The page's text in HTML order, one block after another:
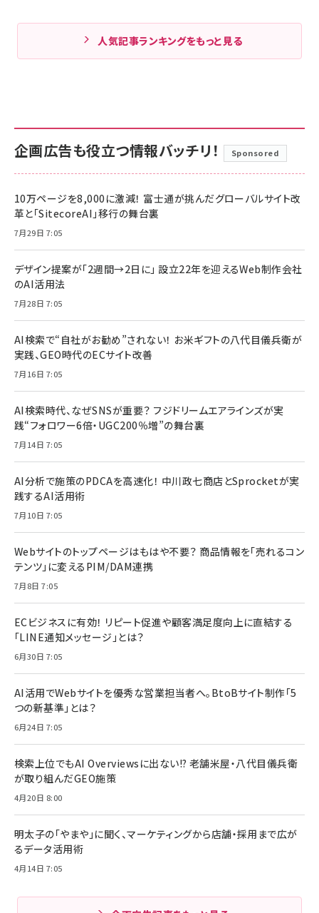
人気記事ランキングをもっと見る
企画広告も役立つ情報バッチリ！ Sponsored
10万ページを8,000に激減！ 富士通が挑んだグローバルサイト改
革と「SitecoreAI」移行の舞台裏
7月29日 7:05
デザイン提案が「2週間→2日に」 設立22年を迎えるWeb制作会社
のAI活用法
7月28日 7:05
AI検索で“自社がお勧め”されない！ お米ギフトの八代目儀兵衛が
実践、GEO時代のECサイト改善
7月16日 7:05
AI検索時代、なぜSNSが重要？ フジドリームエアラインズが実
践“フォロワー6倍・UGC200％増”の舞台裏
7月14日 7:05
AI分析で施策のPDCAを高速化！ 中川政七商店とSprocketが実
践するAI活用術
7月10日 7:05
Webサイトのトップページはもはや不要？ 商品情報を「売れるコン
テンツ」に変えるPIM/DAM連携
7月8日 7:05
ECビジネスに有効！ リピート促進や顧客満足度向上に直結する
「LINE通知メッセージ」とは？
6月30日 7:05
AI活用でWebサイトを優秀な営業担当者へ。BtoBサイト制作「5
つの新基準」とは？
6月24日 7:05
検索上位でもAI Overviewsに出ない!? 老舗米屋・八代目儀兵衛
が取り組んだGEO施策
4月20日 8:00
明太子の「やまや」に聞く、マーケティングから店舗・採用まで広が
るデータ活用術
4月14日 7:05